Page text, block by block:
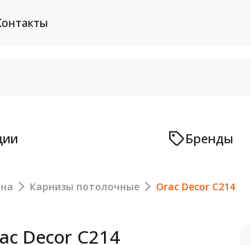
Бренды
Карнизы потолочные Orac Decor C214
Decor C214